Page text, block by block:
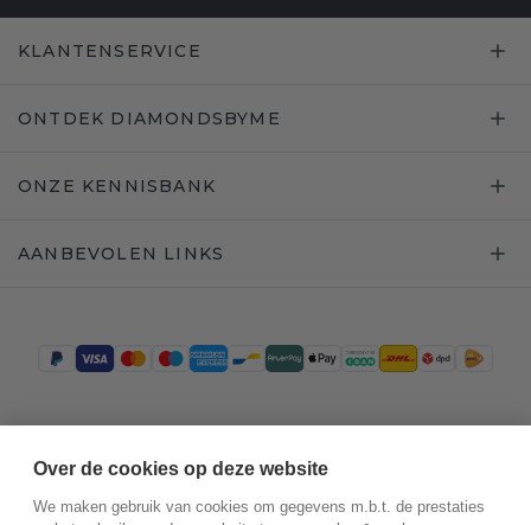
KLANTENSERVICE
ONTDEK DIAMONDSBYME
ONZE KENNISBANK
AANBEVOLEN LINKS
Over de cookies op deze website
We maken gebruik van cookies om gegevens m.b.t. de prestaties